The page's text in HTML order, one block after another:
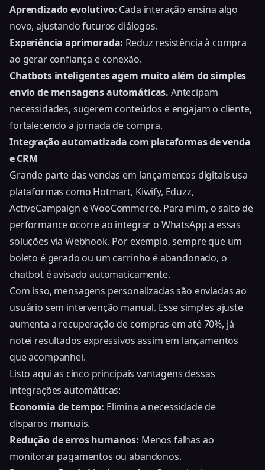
Aprendizado evolutivo: Cada interação ensina algo
novo, ajustando futuros diálogos.
Experiência aprimorada: Reduz resistência à compra
ao gerar confiança e conexão.
Chatbots inteligentes agem muito além do simples
envio de mensagens automáticas. Antecipam
necessidades, sugerem conteúdos e engajam o cliente,
fortalecendo a jornada de compra.
Integração automatizada com plataformas de venda
e CRM
Grande parte das vendas em lançamentos digitais usa
plataformas como Hotmart, Kiwify, Eduzz,
ActiveCampaign e WooCommerce. Para mim, o salto de
performance ocorre ao integrar o WhatsApp a essas
soluções via Webhook. Por exemplo, sempre que um
boleto é gerado ou um carrinho é abandonado, o
chatbot é avisado automaticamente.
Com isso, mensagens personalizadas são enviadas ao
usuário sem intervenção manual. Esse simples ajuste
aumenta a recuperação de compras em até 70%, já
notei resultados expressivos assim em lançamentos
que acompanhei.
Listo aqui as cinco principais vantagens dessas
integrações automáticas:
Economia de tempo: Elimina a necessidade de
disparos manuais.
Redução de erros humanos: Menos falhas ao
monitorar pagamentos ou abandonos.